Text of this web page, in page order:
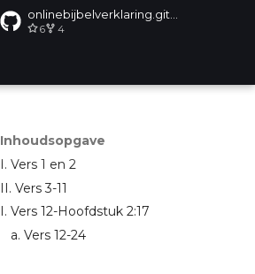
6 4
Inhoudsopgave
I. Vers 1 en 2
II. Vers 3-11
I. Vers 12-Hoofdstuk 2:17
a. Vers 12-24